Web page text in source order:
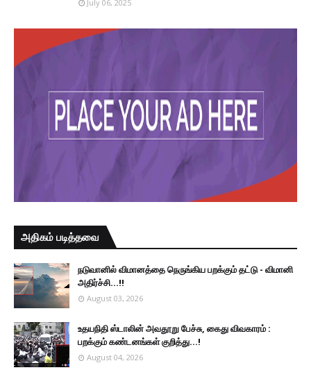
July 06, 2025
அதிகம் படித்தவை
நடுவானில் விமானத்தை நெருங்கிய பறக்கும் தட்டு - விமானி
அதிர்ச்சி...!!
August 03, 2026
உதயநிதி ஸ்டாலின் அவதூறு பேச்சு, கைது விவகாரம் :
பறக்கும் கண்டனங்கள் குறித்து...!
August 04, 2026